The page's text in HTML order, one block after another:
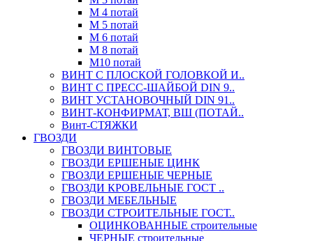
М 4 потай
М 5 потай
М 6 потай
М 8 потай
М10 потай
ВИНТ С ПЛОСКОЙ ГОЛОВКОЙ И..
ВИНТ С ПРЕСС-ШАЙБОЙ DIN 9..
ВИНТ УСТАНОВОЧНЫЙ DIN 91..
ВИНТ-КОНФИРМАТ, ВШ (ПОТАЙ..
Винт-СТЯЖКИ
ГВОЗДИ
ГВОЗДИ ВИНТОВЫЕ
ГВОЗДИ ЕРШЕНЫЕ ЦИНК
ГВОЗДИ ЕРШЕНЫЕ ЧЕРНЫЕ
ГВОЗДИ КРОВЕЛЬНЫЕ ГОСТ ..
ГВОЗДИ МЕБЕЛЬНЫЕ
ГВОЗДИ СТРОИТЕЛЬНЫЕ ГОСТ..
ОЦИНКОВАННЫЕ строительные
ЧЕРНЫЕ строительные